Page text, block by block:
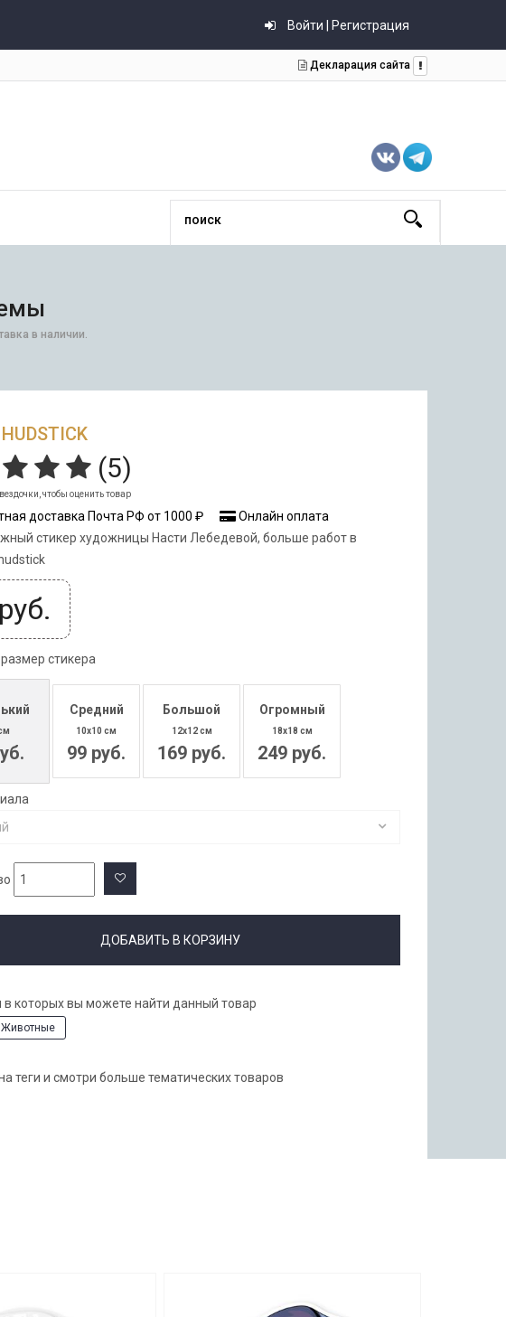
Войти | Регистрация
Декларация сайта
в наличии.
HUDSTICK
(5)
чтобы оценить товар
доставка Почта РФ от 1000 ₽
Онлайн оплата
стикер художницы Насти Лебедевой, больше работ в
руб.
стикера
Средний
10x10 см
99 руб.
Большой
12x12 см
169 руб.
Огромный
18x18 см
249 руб.
ДОБАВИТЬ В КОРЗИНУ
в которых вы можете найти данный товар
Животные
теги и смотри больше тематических товаров